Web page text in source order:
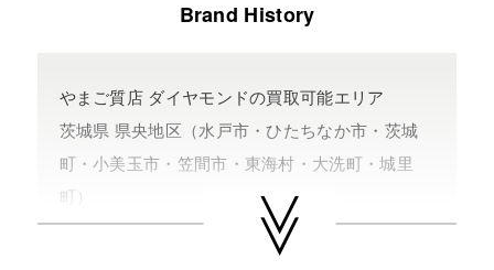
Brand History
やまご質店 ダイヤモンドの買取可能エリア
茨城県 県央地区（水戸市・ひたちなか市・茨城
町・小美玉市・笠間市・東海村・大洗町・城里
町）
茨城県 県北地区（北茨城市・高萩市・常陸太田
市・大子町・日立市・常陸大宮市）